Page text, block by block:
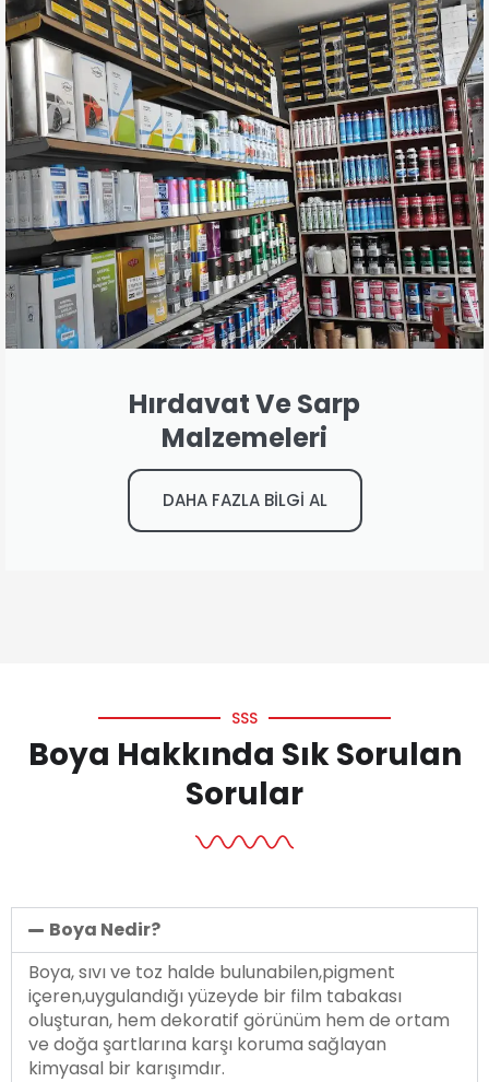
Hırdavat Ve Sarp
Malzemeleri
DAHA FAZLA BİLGİ AL
SSS
Boya Hakkında Sık Sorulan
Sorular
Boya Nedir?
Boya, sıvı ve toz halde bulunabilen,pigment
içeren,uygulandığı yüzeyde bir film tabakası
oluşturan, hem dekoratif görünüm hem de ortam
ve doğa şartlarına karşı koruma sağlayan
kimyasal bir karışımdır.